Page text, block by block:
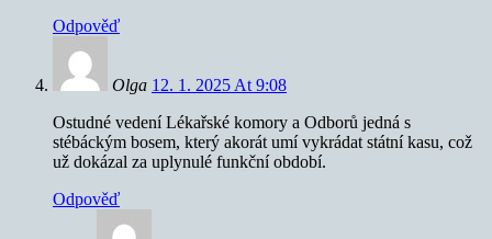
Odpověď
Olga 12. 1. 2025 At 9:08
Ostudné vedení Lékařské komory a Odborů jedná s
stébáckým bosem, který akorát umí vykrádat státní kasu, což
už dokázal za uplynulé funkční období.
Odpověď